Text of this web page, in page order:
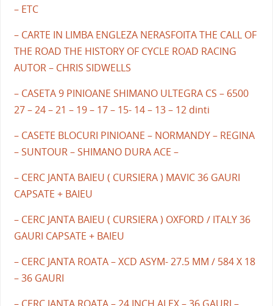
– ETC
– CARTE IN LIMBA ENGLEZA NERASFOITA THE CALL OF
THE ROAD THE HISTORY OF CYCLE ROAD RACING
AUTOR – CHRIS SIDWELLS
– CASETA 9 PINIOANE SHIMANO ULTEGRA CS – 6500
27 – 24 – 21 – 19 – 17 – 15- 14 – 13 – 12 dinti
– CASETE BLOCURI PINIOANE – NORMANDY – REGINA
– SUNTOUR – SHIMANO DURA ACE –
– CERC JANTA BAIEU ( CURSIERA ) MAVIC 36 GAURI
CAPSATE + BAIEU
– CERC JANTA BAIEU ( CURSIERA ) OXFORD / ITALY 36
GAURI CAPSATE + BAIEU
– CERC JANTA ROATA – XCD ASYM- 27.5 MM / 584 X 18
– 36 GAURI